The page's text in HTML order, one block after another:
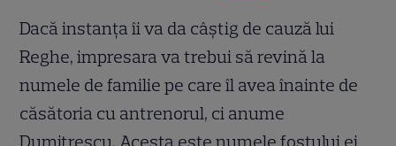
Dacă instanța îi va da câștig de cauză lui
Reghe, impresara va trebui să revină la
numele de familie pe care îl avea înainte de
căsătoria cu antrenorul, ci anume
Dumitrescu. Acesta este numele fostului ei